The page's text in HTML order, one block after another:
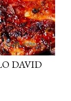
DAVID